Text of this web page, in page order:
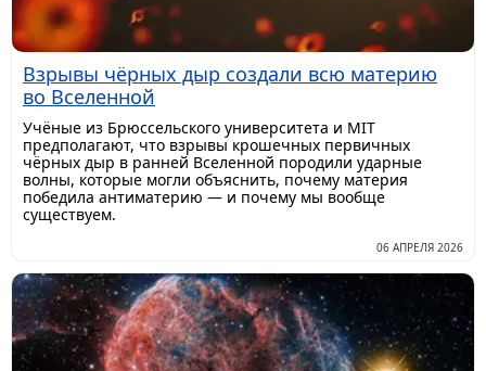
Взрывы чёрных дыр создали всю материю
во Вселенной
Учёные из Брюссельского университета и MIT
предполагают, что взрывы крошечных первичных
чёрных дыр в ранней Вселенной породили ударные
волны, которые могли объяснить, почему материя
победила антиматерию — и почему мы вообще
существуем.
06 АПРЕЛЯ 2026